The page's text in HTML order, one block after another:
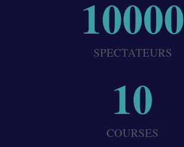
SPECTATEURS
10000
COURSES
10